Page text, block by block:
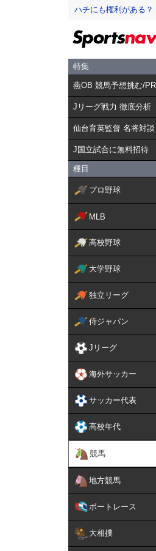
ハチにも権利がある
特集
燕OB 競馬予想挑む/PR
Jリーグ戦力 徹底分析
仙台育英監督 名将対談
J国立試合に無料招待
種目
プロ野球
MLB
高校野球
大学野球
独立リーグ
侍ジャパン
Jリーグ
海外サッカー
サッカー代表
高校年代
競馬
地方競馬
ボートレース
大相撲